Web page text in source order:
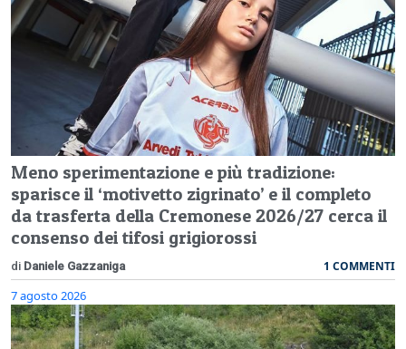
Meno sperimentazione e più tradizione:
sparisce il ‘motivetto zigrinato’ e il completo
da trasferta della Cremonese 2026/27 cerca il
consenso dei tifosi grigiorossi
di Daniele Gazzaniga 1 COMMENTI
7 agosto 2026